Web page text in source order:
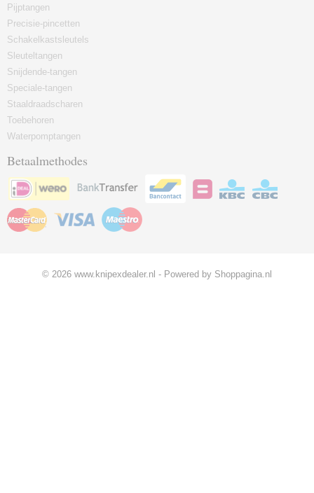
Pijptangen
Precisie-pincetten
Schakelkastsleutels
Sleuteltangen
Snijdende-tangen
Speciale-tangen
Staaldraadscharen
Toebehoren
Waterpomptangen
Betaalmethodes
© 2026 www.knipexdealer.nl - Powered by Shoppagina.nl